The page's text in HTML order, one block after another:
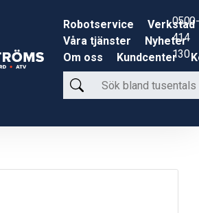
Robotservice
Verkstad
Våra tjänster
Nyheter
Om oss
Kundcenter
Sök
bland
produkter
0500-
414
130